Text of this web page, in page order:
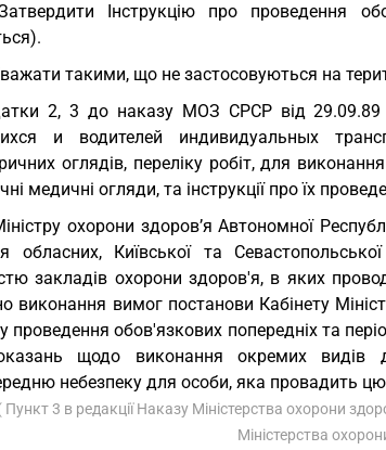
Інструкцію про проведення
такими, що не застосовуються на
2, 3 до наказу МОЗ СРСР від 29.09.89
и водителей индивидуальных
оглядів, переліку робіт, для
медичні огляди, та інструкції про їх
охорони здоров’я Автономної
обласних, Київської та
закладів охорони здоров'я, в яких
виконання вимог постанови Кабінету
проведення обов'язкових попередніх та
щодо виконання окремих видів
небезпеку для особи, яка провадить
Пункт 3 в редакції Наказу Міністерства охорони
Міністерства